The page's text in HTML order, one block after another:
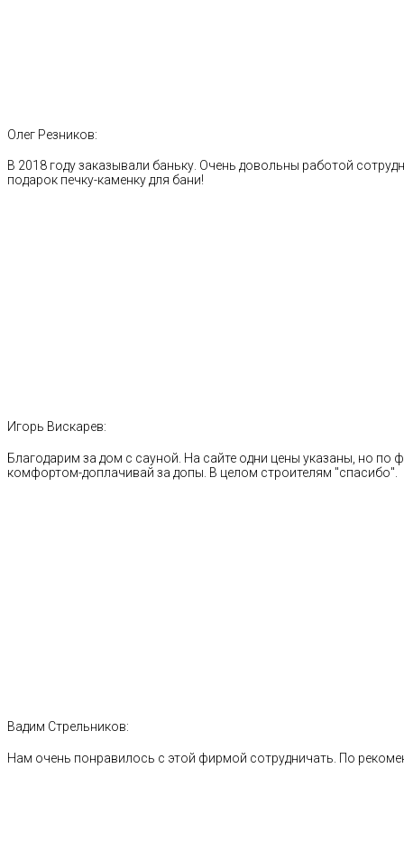
Олег Резников:
В 2018 году заказывали баньку. Очень довольны работой
подарок печку-каменку для бани!
Игорь Вискарев:
Благодарим за дом с сауной. На сайте одни цены указаны, но по
комфортом-доплачивай за допы. В целом строителям "спасибо".
Вадим Стрельников:
Нам очень понравилось с этой фирмой сотрудничать. По